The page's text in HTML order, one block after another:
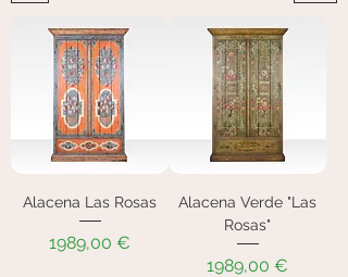
Alacena Las Rosas
Precio
1989,00 €
Alacena Verde "Las
Rosas"
Precio
1989,00 €